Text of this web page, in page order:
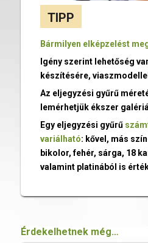
TIPP
Bármilyen elképzelést
Igény szerint lehetőség
készítésére, viaszmodellel
Az eljegyzési gyűrű
lemérhetjük ékszer
Egy eljegyzési gyűrű
variálható: kővel, más
bikolor, fehér, sárga, 18
valamint platinából is
Érdekelhetnek még…